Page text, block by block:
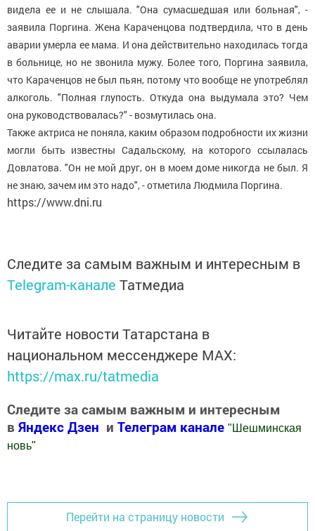
видела ее и не слышала. "Она сумасшедшая или больная", -
заявила Поргина. Жена Караченцова подтвердила, что в день
аварии умерла ее мама. И она действительно находилась тогда
в больнице, но не звонила мужу. Более того, Поргина заявила,
что Караченцов не был пьян, потому что вообще не употреблял
алкоголь. "Полная глупость. Откуда она выдумала это? Чем
она руководствовалась?" - возмутилась она.
Также актриса не поняла, каким образом подробности их жизни
могли быть известны Садальскому, на которого ссылалась
Довлатова. "Он не мой друг, он в моем доме никогда не был. Я
не знаю, зачем им это надо", - отметила Людмила Поргина.
https://www.dni.ru
Следите за самым важным и интересным в
Telegram-канале Татмедиа
Читайте новости Татарстана в
национальном мессенджере MАХ:
https://max.ru/tatmedia
Следите за самым важным и интересным
в Яндекс Дзен и Телеграм канале " Шешминская
новь"
Перейти на страницу новости